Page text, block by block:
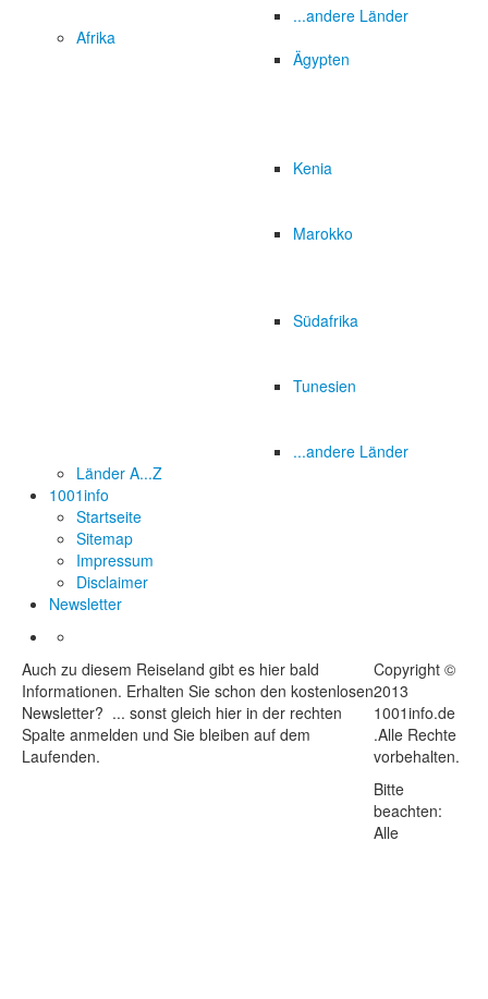
...andere Länder
Afrika
Ägypten
Kenia
Marokko
Südafrika
Tunesien
...andere Länder
Länder A...Z
1001info
Startseite
Sitemap
Impressum
Disclaimer
Newsletter
Auch zu diesem Reiseland gibt es hier bald
Informationen. Erhalten Sie schon den kostenlosen
Newsletter? ... sonst gleich hier in der rechten
Spalte anmelden und Sie bleiben auf dem
Laufenden.
Copyright ©
2013
1001info.de
.Alle Rechte
vorbehalten.
Bitte
beachten:
Alle